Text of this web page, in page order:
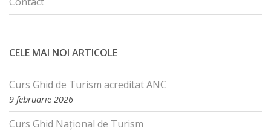
CELE MAI NOI ARTICOLE
Curs Ghid de Turism acreditat ANC
9 februarie 2026
Curs Ghid Național de Turism